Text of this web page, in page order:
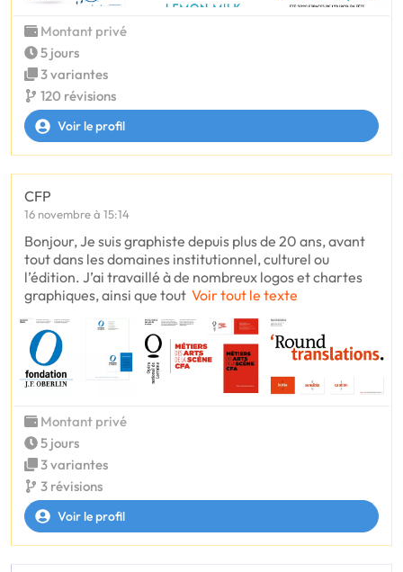
Montant privé
5 jours
3 variantes
120 révisions
Voir le profil
CFP
16 novembre à 15:14
Bonjour, Je suis graphiste depuis plus de 20 ans, avant
tout dans les domaines institutionnel, culturel ou
l’édition. J’ai travaillé à de nombreux logos et chartes
graphiques, ainsi que tout Voir tout le texte
Montant privé
5 jours
3 variantes
3 révisions
Voir le profil